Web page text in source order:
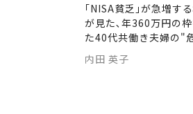
｢NISA貧乏｣が急増す
が見た､年360万円の
た40代共働き夫婦の"
内田 英子